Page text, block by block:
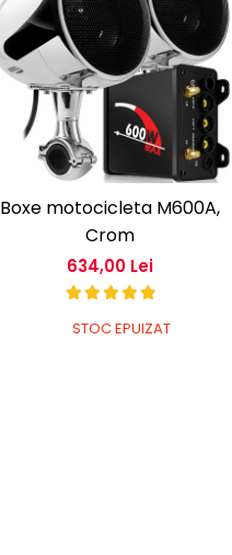
Boxe motocicleta M600A,
Crom
634,00 Lei
STOC EPUIZAT